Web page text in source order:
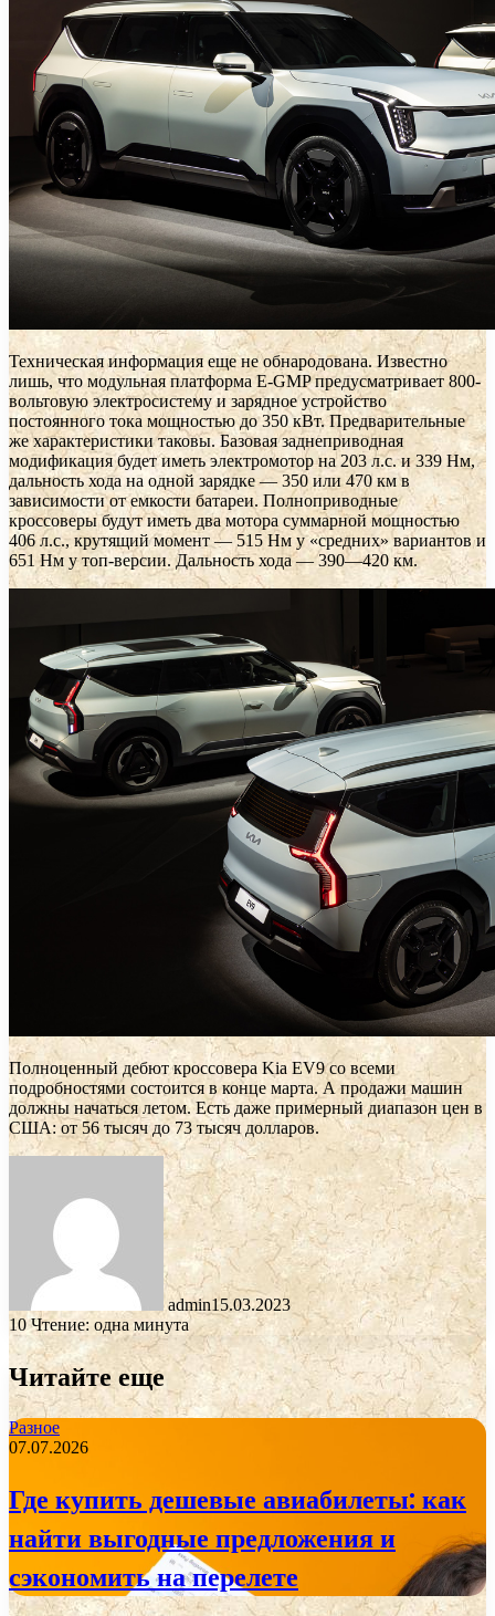
Техническая информация еще не обнародована. Известно
лишь, что модульная платформа E-GMP предусматривает 800-
вольтовую электросистему и зарядное устройство
постоянного тока мощностью до 350 кВт. Предварительные
же характеристики таковы. Базовая заднеприводная
модификация будет иметь электромотор на 203 л.с. и 339 Нм,
дальность хода на одной зарядке — 350 или 470 км в
зависимости от емкости батареи. Полноприводные
кроссоверы будут иметь два мотора суммарной мощностью
406 л.с., крутящий момент — 515 Нм у «средних» вариантов и
651 Нм у топ-версии. Дальность хода — 390—420 км.
Полноценный дебют кроссовера Kia EV9 со всеми
подробностями состоится в конце марта. А продажи машин
должны начаться летом. Есть даже примерный диапазон цен в
США: от 56 тысяч до 73 тысяч долларов.
admin15.03.2023
10Чтение: одна минута
Читайте еще
Разное
07.07.2026
Где купить дешевые авиабилеты: как
найти выгодные предложения и
сэкономить на перелете